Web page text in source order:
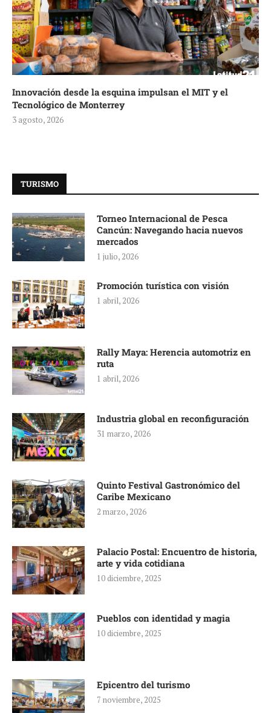
Innovación desde la esquina impulsan el MIT y el
Tecnológico de Monterrey
3 agosto, 2026
TURISMO
Torneo Internacional de Pesca
Cancún: Navegando hacia nuevos
mercados
1 julio, 2026
Promoción turística con visión
1 abril, 2026
Rally Maya: Herencia automotriz en
ruta
1 abril, 2026
Industria global en reconfiguración
31 marzo, 2026
Quinto Festival Gastronómico del
Caribe Mexicano
2 marzo, 2026
Palacio Postal: Encuentro de historia,
arte y vida cotidiana
10 diciembre, 2025
Pueblos con identidad y magia
10 diciembre, 2025
Epicentro del turismo
7 noviembre, 2025